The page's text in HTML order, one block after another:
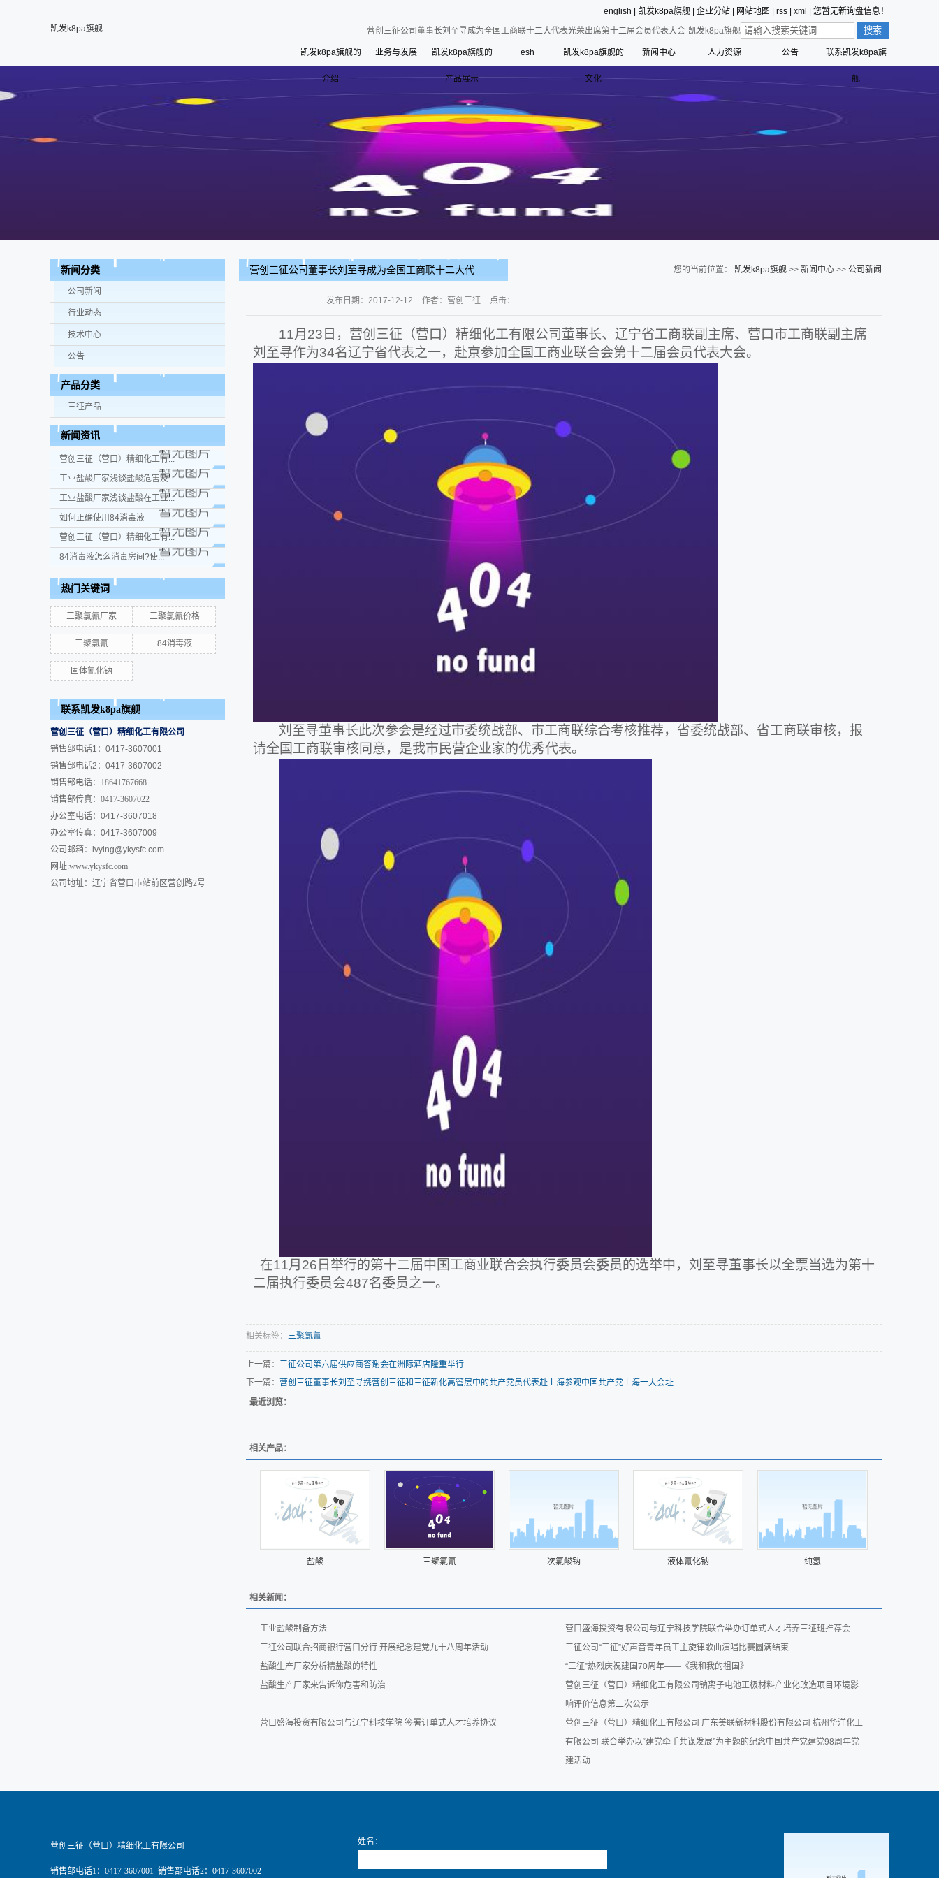
english 凯发k8pa旗舰 企业分站 网站地图 rss xml
您暂无新询盘信息！
凯发k8pa旗舰
营创三征公司董事长刘至寻成为全国工商联十二大代表光荣出席第十二届会员代表大会-凯发k8pa旗舰
凯发k8pa旗舰的
介绍 凯发k8pa旗舰的简介
联系凯发k8pa旗舰
寄语
组织架构
管理层
历史沿革
业务与发展 凯发k8pa旗舰的
产品展示 三征产品
esh
esh
凯发k8pa旗舰的
文化 价值观的形成
新闻中心
公司新闻
人力资源
员工合理化建议制度
员工投诉和举报管理制度
公告 联系凯发k8pa旗
舰
新闻分类
公司新闻
行业动态
技术中心
公告
产品分类
三征产品
新闻资讯
营创三征（营口）精细化工有...
工业盐酸厂家浅谈盐酸危害及...
工业盐酸厂家浅谈盐酸在工业...
如何正确使用84消毒液
营创三征（营口）精细化工有...
84消毒液怎么消毒房间?使...
热门关键词
三聚氯氰厂家 三聚氯氰价格
三聚氯氰 84消毒液
固体氰化钠
联系凯发k8pa旗舰
营创三征（营口）精细化工有限公司
销售部电话1：0417-3607001
销售部电话2：0417-3607002
销售部电话：18641767668
销售部传真：0417-3607022
办公室电话：0417-3607018
办公室传真：0417-3607009
公司邮箱：
lvying@ykysfc.com
网址:www.ykysfc.com
公司地址：辽宁省营口市站前区营创路2号
营创三征公司董事长刘至寻成为全国工商联十二大代
您的当前位置： 凯发k8pa旗舰 >> 新闻中心 >> 公司新闻
发布日期： 2017-12-12 作者： 营创三征 点击：
11月23日，营创三征（营口）精细化工有限公司董事长、辽宁省工商联副主席、营口市工商联副主席
刘至寻作为34名辽宁省代表之一，赴京参加全国工商业联合会第十二届会员代表大会。
刘至寻董事长此次参会是经过市委统战部、市工商联综合考核推荐，省委统战部、省工商联审核，报
请全国工商联审核同意，是我市民营企业家的优秀代表。
在11月26日举行的第十二届中国工商业联合会执行委员会委员的选举中，刘至寻董事长以全票当选为第十
二届执行委员会487名委员之一。
相关标签： 三聚氯氰
上一篇： 三征公司第六届供应商答谢会在洲际酒店隆重举行
下一篇： 营创三征董事长刘至寻携营创三征和三征新化高管层中的共产党员代表赴上海参观中国共产党上海一大会址
最近浏览：
相关产品：
盐酸 三聚氯氰 次氯酸钠 液体氰化钠 纯氢
相关新闻：
工业盐酸制备方法
营口盛海投资有限公司与辽宁科技学院联合举办订单式人才培养三征班推荐会
三征公司联合招商银行营口分行 开展纪念建党九十八周年活动
三征公司“三征”好声音青年员工主旋律歌曲演唱比赛圆满结束
盐酸生产厂家分析精盐酸的特性
“三征”热烈庆祝建国70周年——《我和我的祖国》
盐酸生产厂家来告诉你危害和防治
营创三征（营口）精细化工有限公司钠离子电池正极材料产业化改造项目环境影
响评价信息第二次公示
营口盛海投资有限公司与辽宁科技学院 签署订单式人才培养协议
营创三征（营口）精细化工有限公司 广东美联新材料股份有限公司 杭州华洋化工
有限公司 联合举办以“建党牵手共谋发展”为主题的纪念中国共产党建党98周年党
建活动
营创三征（营口）精细化工有限公司
销售部电话1：0417-3607001 销售部电话2：0417-3607002
姓名：